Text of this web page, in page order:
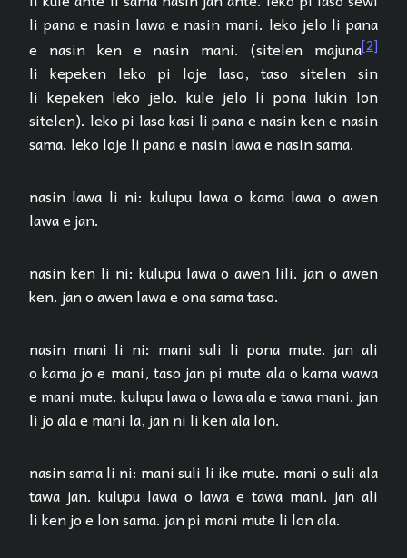
li pana e nasin lawa e nasin mani. leko jelo li pana
e nasin ken e nasin mani. (sitelen majuna[2]
li kepeken leko pi loje laso, taso sitelen sin
li kepeken leko jelo. kule jelo li pona lukin lon
sitelen). leko pi laso kasi li pana e nasin ken e nasin
sama. leko loje li pana e nasin lawa e nasin sama.
nasin lawa li ni: kulupu lawa o kama lawa o awen
lawa e jan.
nasin ken li ni: kulupu lawa o awen lili. jan o awen
ken. jan o awen lawa e ona sama taso.
nasin mani li ni: mani suli li pona mute. jan ali
o kama jo e mani, taso jan pi mute ala o kama wawa
e mani mute. kulupu lawa o lawa ala e tawa mani. jan
li jo ala e mani la, jan ni li ken ala lon.
nasin sama li ni: mani suli li ike mute. mani o suli ala
tawa jan. kulupu lawa o lawa e tawa mani. jan ali
li ken jo e lon sama. jan pi mani mute li lon ala.